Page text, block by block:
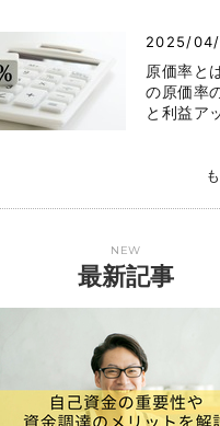
2025/
原価率と
の原価率
と利益ア
NEW
最新記事